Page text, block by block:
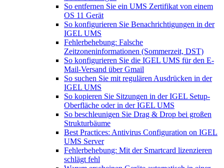
So entfernen Sie ein UMS Zertifikat von einem
OS 11 Gerät
So konfigurieren Sie Benachrichtigungen in der
IGEL UMS
Fehlerbehebung: Falsche
Zeitzoneninformationen (Sommerzeit, DST)
So konfigurieren Sie die IGEL UMS für den E-
Mail-Versand über Gmail
So suchen Sie mit regulären Ausdrücken in der
IGEL UMS
So kopieren Sie Sitzungen in der IGEL Setup-
Oberfläche oder in der IGEL UMS
So beschleunigen Sie Drag & Drop bei großen
Strukturbäume
Best Practices: Antivirus Configuration on IGEL
UMS Server
Fehlerbehebung: Mit der Smartcard lizenzieren
schlägt fehl